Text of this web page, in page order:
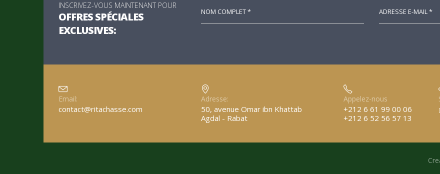
INSCRIVEZ-VOUS MAINTENANT POUR
OFFRES SPÉCIALES
EXCLUSIVES:
Email:
contact@ritachasse.com
Adresse:
50, avenue Omar ibn Khattab
Agdal - Rabat
Appelez-nous
+212 6 61 99 00 06
+212 6 52 56 57 13